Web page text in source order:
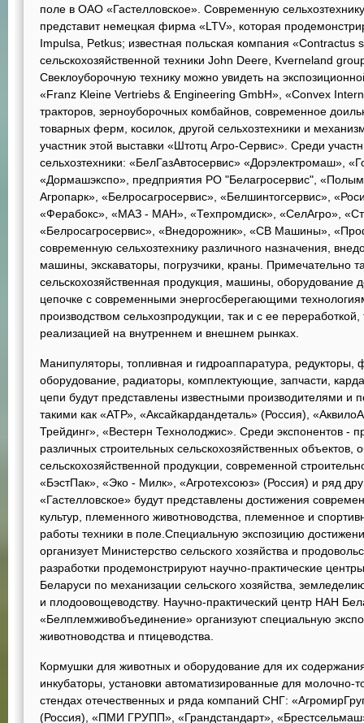
поле в ОАО «Гастелловское». Современную
представит немецкая фирма «LTV», которая
Impulsa, Petkus; известная польская компания
сельскохозяйственной техники John Deere, Kverneland
Свеклоуборочную технику можно увидеть на
«Franz Kleine Vertriebs & Engineering GmbH», «Convex
тракторов, зерноуборочных комбайнов, современное
товарных ферм, косилок, другой сельхозтехники и
участник этой выставки «Штотц Агро-Сервис». Среди
сельхозтехники: «БелГазАвтосервис» «Дорэлектромаш»,
«Дормашэкспо», предприятия РО "Белагросервис",
Агропарк», «Белросагросервис», «Белшинтогсервис»,
«Ферабокс», «МАЗ - МАН», «Техпромдиск», «СелАгро»,
«Белросагросервис», «Внедорожник», «СВ Машины»,
современную сельхозтехнику различного назначения,
машины, экскаваторы, погрузчики, краны. Примечательно
сельскохозяйственная продукция, машины, оборудование
цепочке с современными энергосберегающими
производством сельхозпродукции, так и с ее
реализацией на внутреннем и внешнем рынках.
Манипуляторы, топливная и гидроаппаратура, редукторы,
оборудование, радиаторы, комплектующие, запчасти,
цепи будут представлены известными производителями и
такими как «АТР», «Аксайкардандеталь» (Россия),
Трейдинг», «Вестерн Технолоджис». Среди экспонентов -
различных строительных сельскохозяйственных объектов,
сельскохозяйственной продукции, современной
«БэстПак», «Эко - Милк», «Агротехсоюз» (Россия) и ряд
«Гастелловское» будут представлены достижения
культур, племенного животноводства, племенное и
работы техники в поле.Специальную экспозицию
организует Министерство сельского хозяйства и
разработки продемонстрируют научно-практические
Беларуси по механизации сельского хозяйства,
и плодоовощеводству. Научно-практический центр НАН
«Белплемживобъединение» организуют специальную
животноводства и птицеводства.
Кормушки для животных и оборудование для их
инкубаторы, установки автоматизированные для
стендах отечественных и ряда компаний СНГ:
(Россия), «ПМИ ГРУПП», «Грандстандарт»,